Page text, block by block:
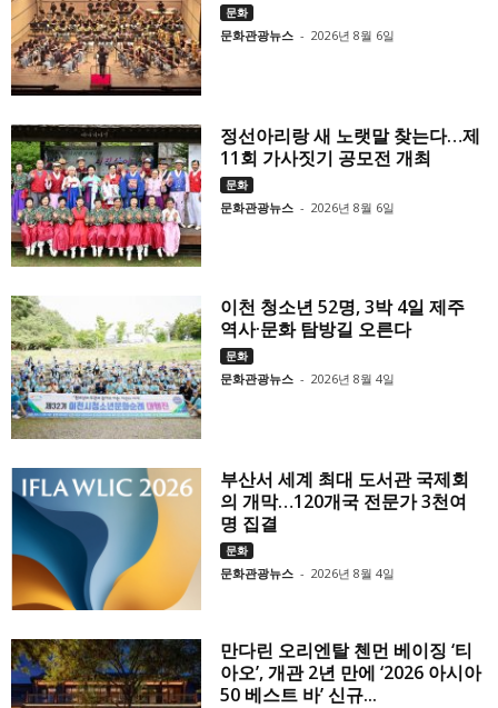
문화
문화관광뉴스 - 2026년 8월 6일
정선아리랑 새 노랫말 찾는다…제
11회 가사짓기 공모전 개최
문화
문화관광뉴스 - 2026년 8월 6일
이천 청소년 52명, 3박 4일 제주
역사·문화 탐방길 오른다
문화
문화관광뉴스 - 2026년 8월 4일
부산서 세계 최대 도서관 국제회
의 개막…120개국 전문가 3천여
명 집결
문화
문화관광뉴스 - 2026년 8월 4일
만다린 오리엔탈 첸먼 베이징 ‘티
아오’, 개관 2년 만에 ‘2026 아시아
50 베스트 바’ 신규...